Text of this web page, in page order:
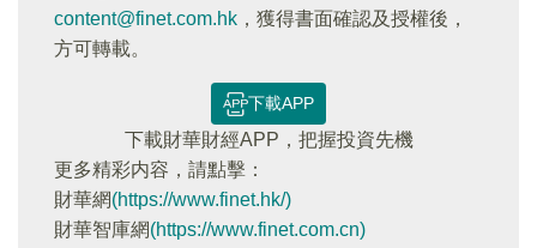
content@finet.com.hk ，獲得書面確認及授權後，
方可轉載。
下載APP
下載財華財經APP，把握投資先機
更多精彩内容，請點擊：
財華網(https://www.finet.hk/)
財華智庫網(https://www.finet.com.cn)